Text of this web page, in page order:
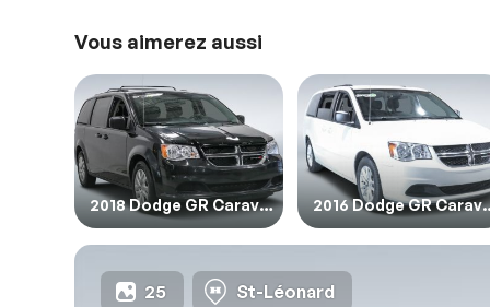
Vous aimerez aussi
2018 Dodge GR Caravan 2016
25 St-Léonard
1.
1.